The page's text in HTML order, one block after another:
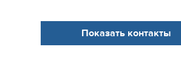
Показать контакты